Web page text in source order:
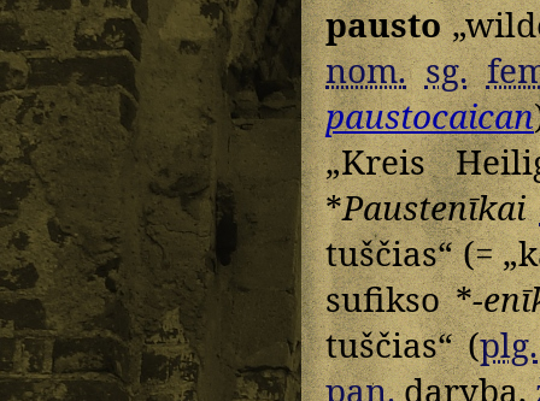
pausto
nom. sg.
paustocaican
„Kreis
*Paustenīkai
tuščias“ (=
sufikso *-
tuščias“ (plg.
pan.darybą,